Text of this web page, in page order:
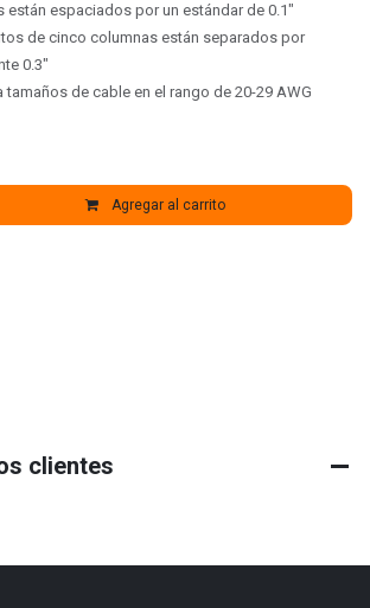
están espaciados por un estándar de 0.1"
de cinco columnas están separados por
0.3"
tamaños de cable en el rango de 20-29 AWG
Agregar al carrito
clientes